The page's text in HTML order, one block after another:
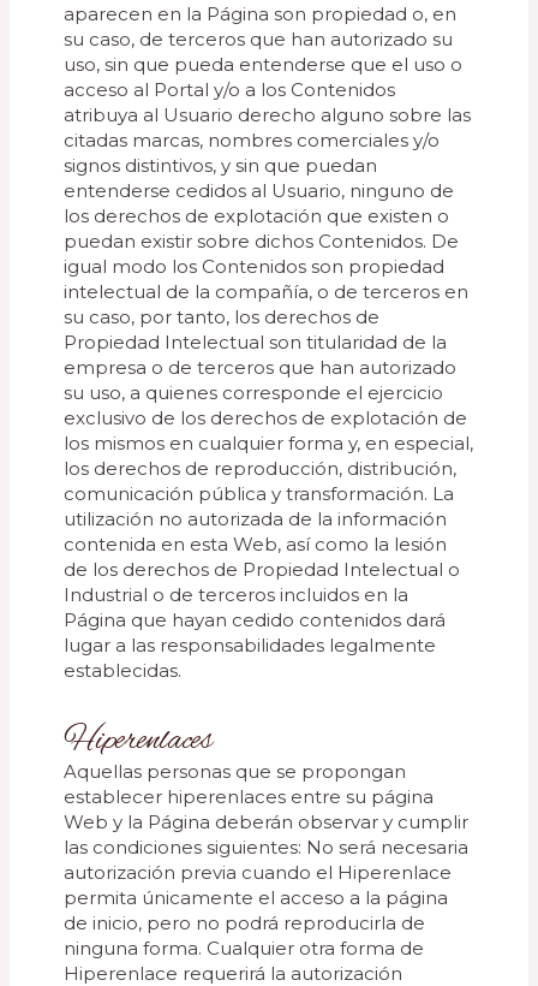
aparecen en la Página son propiedad o, en
su caso, de terceros que han autorizado su
uso, sin que pueda entenderse que el uso o
acceso al Portal y/o a los Contenidos
atribuya al Usuario derecho alguno sobre las
citadas marcas, nombres comerciales y/o
signos distintivos, y sin que puedan
entenderse cedidos al Usuario, ninguno de
los derechos de explotación que existen o
puedan existir sobre dichos Contenidos. De
igual modo los Contenidos son propiedad
intelectual de la compañía, o de terceros en
su caso, por tanto, los derechos de
Propiedad Intelectual son titularidad de la
empresa o de terceros que han autorizado
su uso, a quienes corresponde el ejercicio
exclusivo de los derechos de explotación de
los mismos en cualquier forma y, en especial,
los derechos de reproducción, distribución,
comunicación pública y transformación. La
utilización no autorizada de la información
contenida en esta Web, así como la lesión
de los derechos de Propiedad Intelectual o
Industrial o de terceros incluidos en la
Página que hayan cedido contenidos dará
lugar a las responsabilidades legalmente
establecidas.
Hiperenlaces
Aquellas personas que se propongan
establecer hiperenlaces entre su página
Web y la Página deberán observar y cumplir
las condiciones siguientes: No será necesaria
autorización previa cuando el Hiperenlace
permita únicamente el acceso a la página
de inicio, pero no podrá reproducirla de
ninguna forma. Cualquier otra forma de
Hiperenlace requerirá la autorización